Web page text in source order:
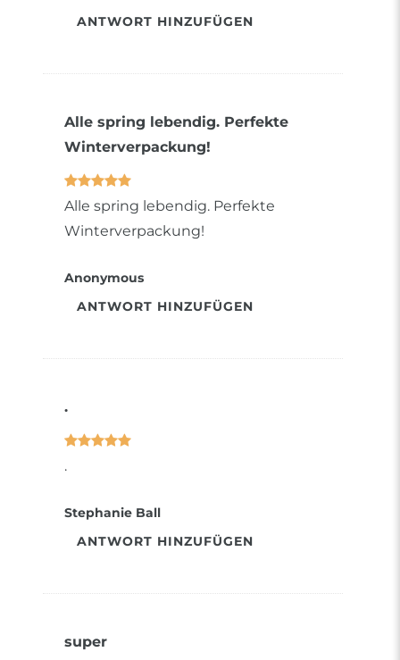
ANTWORT HINZUFÜGEN
Alle spring lebendig. Perfekte
Winterverpackung!
Alle spring lebendig. Perfekte
Winterverpackung!
Anonymous
ANTWORT HINZUFÜGEN
.
.
Stephanie Ball
ANTWORT HINZUFÜGEN
super